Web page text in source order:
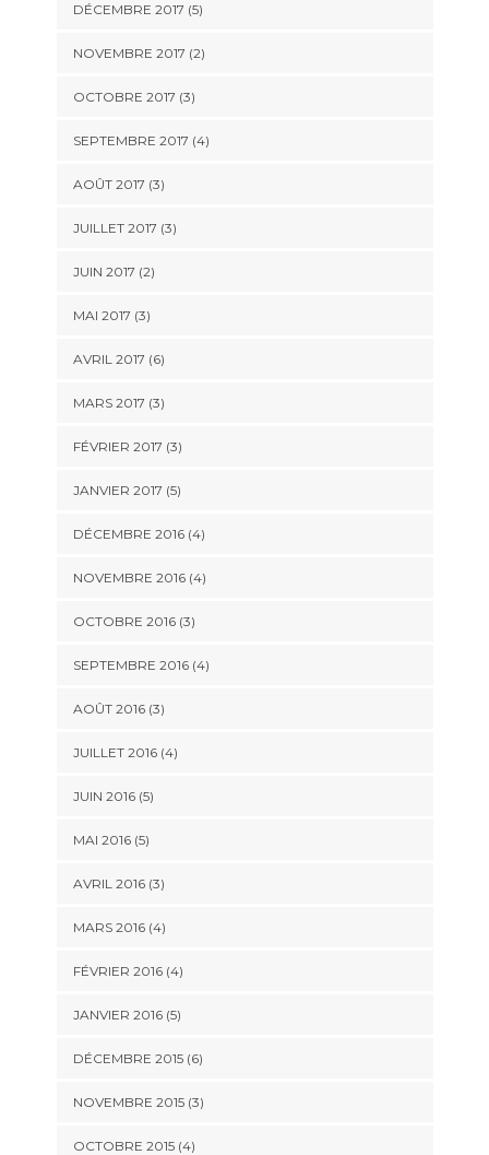
DÉCEMBRE 2017 (5)
NOVEMBRE 2017 (2)
OCTOBRE 2017 (3)
SEPTEMBRE 2017 (4)
AOÛT 2017 (3)
JUILLET 2017 (3)
JUIN 2017 (2)
MAI 2017 (3)
AVRIL 2017 (6)
MARS 2017 (3)
FÉVRIER 2017 (3)
JANVIER 2017 (5)
DÉCEMBRE 2016(4)
NOVEMBRE 2016(4)
OCTOBRE 2016(3)
SEPTEMBRE 2016(4)
AOÛT 2016(3)
JUILLET 2016(4)
JUIN 2016(5)
MAI 2016(5)
AVRIL 2016(3)
MARS 2016(4)
FÉVRIER 2016(4)
JANVIER 2016(5)
DÉCEMBRE 2015(6)
NOVEMBRE 2015(3)
OCTOBRE 2015(4)